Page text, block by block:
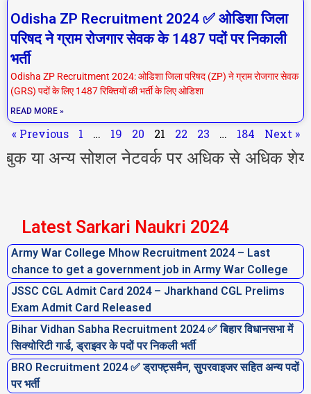
Odisha ZP Recruitment 2024 ✅ ओडिशा जिला
परिषद ने ग्राम रोजगार सेवक के 1487 पदों पर निकाली
भर्ती
Odisha ZP Recruitment 2024: ओडिशा जिला परिषद (ZP) ने ग्राम रोजगार सेवक
(GRS) पदों के लिए 1487 रिक्तियों की भर्ती के लिए ओडिशा
READ MORE »
« Previous 1 … 19 20 21 22 23 … 184 Next »
सोशल नेटवर्क पर अधिक से अधिक शेयर करें
Latest Sarkari Naukri 2024
Army War College Mhow Recruitment 2024 – Last
chance to get a government job in Army War College
JSSC CGL Admit Card 2024 – Jharkhand CGL Prelims
Exam Admit Card Released
Bihar Vidhan Sabha Recruitment 2024 ✅ बिहार विधानसभा में
सिक्योरिटी गार्ड, ड्राइवर के पदों पर निकली भर्ती
BRO Recruitment 2024 ✅ ड्राफ्ट्समैन, सुपरवाइजर सहित अन्य पदों
पर भर्ती
P
a
g
e
P
a
g
e
P
a
g
e
P
a
e
P
a
e
P
a
e
a
e